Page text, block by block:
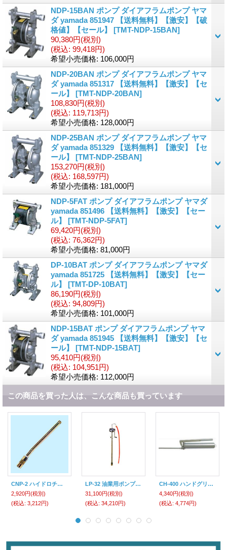
NDP-15BAN ポンプ ダイアフラムポンプ ヤマ
ダ yamada 851947 【送料無料】【激安】【破
格値】【セール】 [TMT-NDP-15BAN]
90,380円(税別)
(税込: 99,418円)
希望小売価格: 106,000円
NDP-20BAN ポンプ ダイアフラムポンプ ヤマ
ダ yamada 851317 【送料無料】【激安】【セ
ール】 [TMT-NDP-20BAN]
108,830円(税別)
(税込: 119,713円)
希望小売価格: 128,000円
NDP-25BAN ポンプ ダイアフラムポンプ ヤマ
ダ yamada 851329 【送料無料】【激安】【セ
ール】 [TMT-NDP-25BAN]
153,270円(税別)
(税込: 168,597円)
希望小売価格: 181,000円
NDP-5FAT ポンプ ダイアフラムポンプ ヤマダ
yamada 851496 【送料無料】【激安】【セー
ル】 [TMT-NDP-5FAT]
69,420円(税別)
(税込: 76,362円)
希望小売価格: 81,000円
DP-10BAT ポンプ ダイアフラムポンプ ヤマダ
yamada 851725 【送料無料】【激安】【セー
ル】 [TMT-DP-10BAT]
86,190円(税別)
(税込: 94,809円)
希望小売価格: 101,000円
NDP-15BAT ポンプ ダイアフラムポンプ ヤマ
ダ yamada 851945 【送料無料】【激安】【セ
ール】 [TMT-NDP-15BAT]
95,410円(税別)
(税込: 104,951円)
希望小売価格: 112,000円
この商品を買った人は、こんな商品も買っています
CNP-2 ハイドロチャックノズル ヤマダ(YAMADA) 【送料無料】【激安】【セール】
2,920円(税別)
(税込: 3,212円)
LP-32 油業用ポンプ 手動ドラムポンプ LP/SB/SO/PPシリーズ 工進 【送料無料】【激安】 【破格値】 【特売セール】
31,100円(税別)
(税込: 34,210円)
CH-400 ハンドグリースガン ヤマダ(yamada)
4,340円(税別)
(税込: 4,774円)